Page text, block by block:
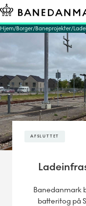
Hjem Borger Baneprojekter
AFSLUTTET
Banedanmark
batteritog på